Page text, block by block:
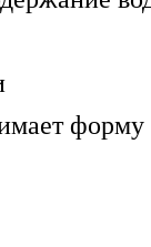
форму